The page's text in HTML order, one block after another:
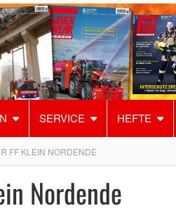
SERVICE HEFTE
FF KLEIN NORDENDE
Nordende